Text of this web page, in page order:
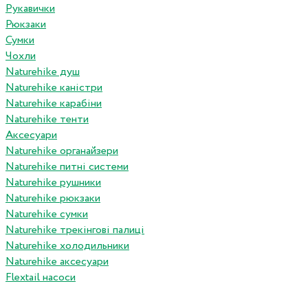
Рукавички
Рюкзаки
Сумки
Чохли
Naturehike душ
Naturehike каністри
Naturehike карабіни
Naturehike тенти
Аксесуари
Naturehike органайзери
Naturehike питні системи
Naturehike рушники
Naturehike рюкзаки
Naturehike сумки
Naturehike трекінгові палиці
Naturehike холодильники
Naturehike аксесуари
Flextail насоси